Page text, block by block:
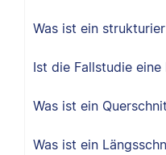
Was ist ein
Ist die Fallstudie
Was ist ein
Was ist ein